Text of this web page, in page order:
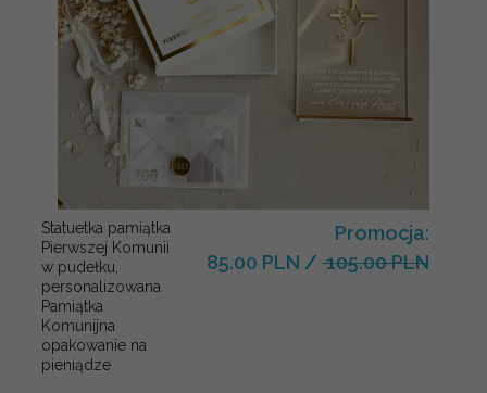
Statuetka pamiątka
Pierwszej Komunii
w pudełku,
personalizowana
Pamiątka
Komunijna
opakowanie na
pieniądze
Promocja:
85.00 PLN / 105.00 PLN